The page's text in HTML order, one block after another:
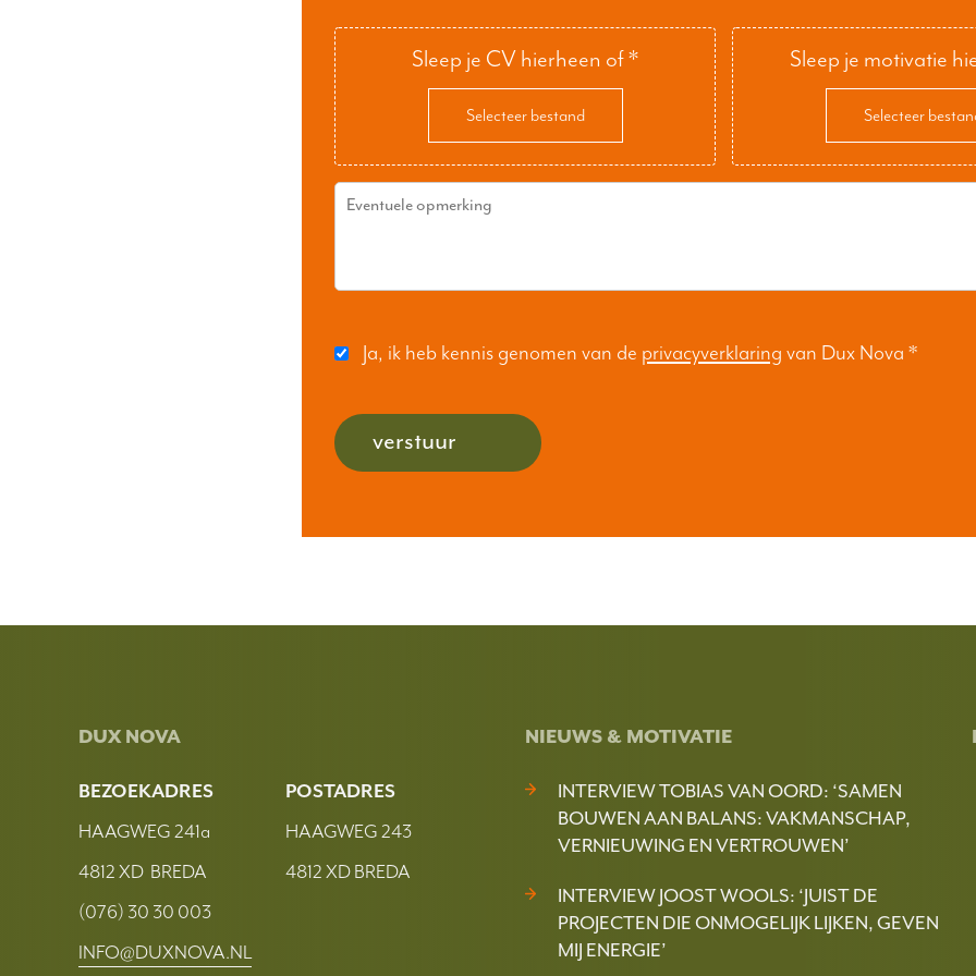
Sleep je CV hierheen of*
Selecteer bestand
Sleep je motivatie
Selecteer
Ja, ik heb kennis genomen van de privacyverklaring van Dux Nova *
verstuur
DUX NOVA
BEZOEKADRES
HAAGWEG 241a
4812 XD BREDA
(076) 30 30 003
INFO@DUXNOVA.NL
POSTADRES
HAAGWEG 243
4812 XD BREDA
NIEUWS & MOTIVATIE
INTERVIEW TOBIAS VAN OORD: ‘SAMEN
BOUWEN AAN BALANS: VAKMANSCHAP,
VERNIEUWING EN VERTROUWEN’
INTERVIEW JOOST WOOLS: ‘JUIST DE
PROJECTEN DIE ONMOGELIJK LIJKEN, GEVEN
MIJ ENERGIE’